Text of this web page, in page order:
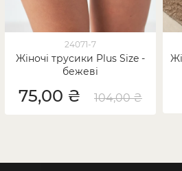
24071-7
Жіночі трусики Plus Size -
бежеві
75,00 ₴ 104,00 ₴